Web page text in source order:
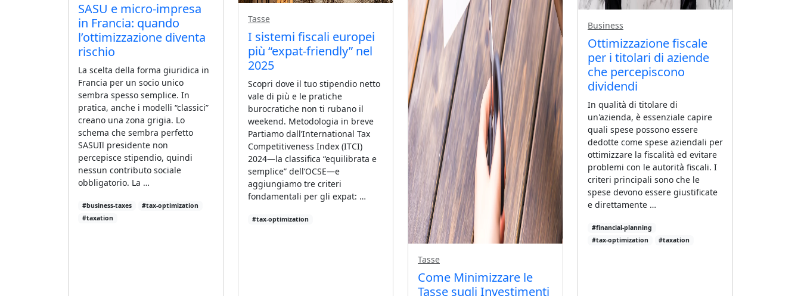
SASU e micro-impresa
in Francia: quando
l’ottimizzazione diventa
rischio
La scelta della forma giuridica in
Francia per un socio unico
sembra spesso semplice. In
pratica, anche i modelli “classici”
creano una zona grigia. Lo
schema che sembra perfetto
SASUIl presidente non
percepisce stipendio, quindi
nessun contributo sociale
obbligatorio. La …
#business-taxes
#tax-optimization
#taxation
Tasse
I sistemi fiscali europei
più “expat‑friendly” nel
2025
Scopri dove il tuo stipendio netto
vale di più e le pratiche
burocratiche non ti rubano il
weekend. Metodologia in breve
Partiamo dall’International Tax
Competitiveness Index (ITCI)
2024—la classifica “equilibrata e
semplice” dell’OCSE—e
aggiungiamo tre criteri
fondamentali per gli expat: …
#tax-optimization
Tasse
Come Minimizzare le
Tasse sugli Investimenti
Business
Ottimizzazione fiscale
per i titolari di aziende
che percepiscono
dividendi
In qualità di titolare di
un'azienda, è essenziale capire
quali spese possono essere
dedotte come spese aziendali per
ottimizzare la fiscalità ed evitare
problemi con le autorità fiscali. I
criteri principali sono che le
spese devono essere giustificate
e direttamente …
#financial-planning
#tax-optimization
#taxation